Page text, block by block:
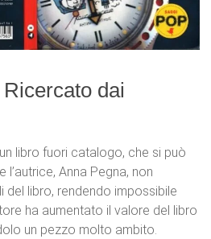
dai
libro fuori catalogo, che si può
Anna Pegna, non
del libro, rendendo impossibile
ha aumentato il valore del libro
un pezzo molto ambito.